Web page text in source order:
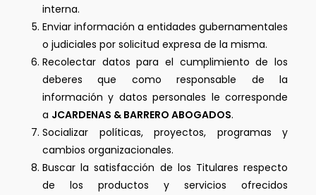
interna.
Enviar información a entidades gubernamentales
o judiciales por solicitud expresa de la misma.
Recolectar datos para el cumplimiento de los
deberes que como responsable de la
información y datos personales le corresponde
a JCARDENAS & BARRERO ABOGADOS.
Socializar políticas, proyectos, programas y
cambios organizacionales.
Buscar la satisfacción de los Titulares respecto
de los productos y servicios ofrecidos